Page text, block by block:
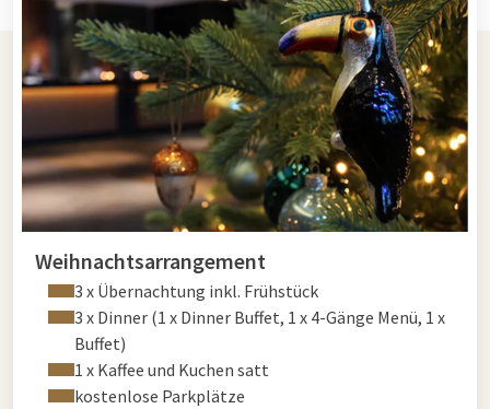
Weihnachtsarrangement
3 x Übernachtung inkl. Frühstück
3 x Dinner (1 x Dinner Buffet, 1 x 4-Gänge Menü, 1 x
Buffet)
1 x Kaffee und Kuchen satt
kostenlose Parkplätze